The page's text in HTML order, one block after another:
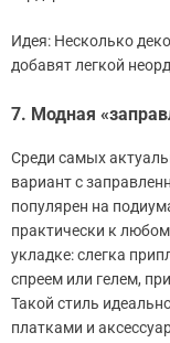
Идея: Несколько
добавят легкой
7. Модная
Среди самых
вариант с
популярен на
практически к
укладке: слегка
спреем или гелем,
Такой стиль
платками и